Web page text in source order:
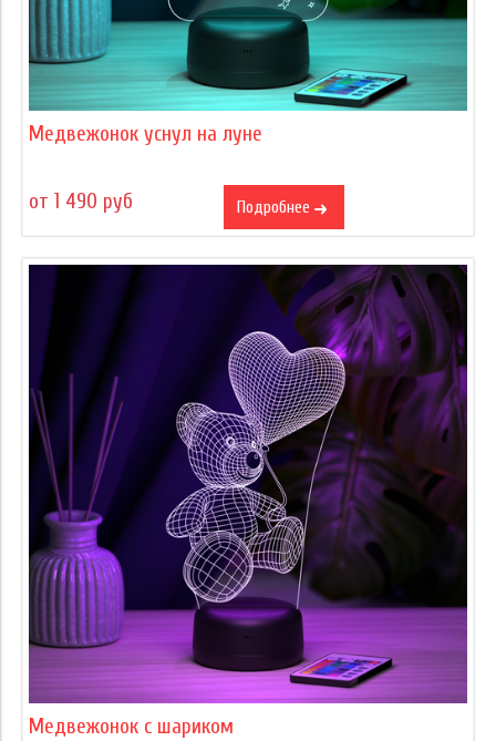
Медвежонок уснул на луне
от 1 490 руб Подробнее
Медвежонок с шариком